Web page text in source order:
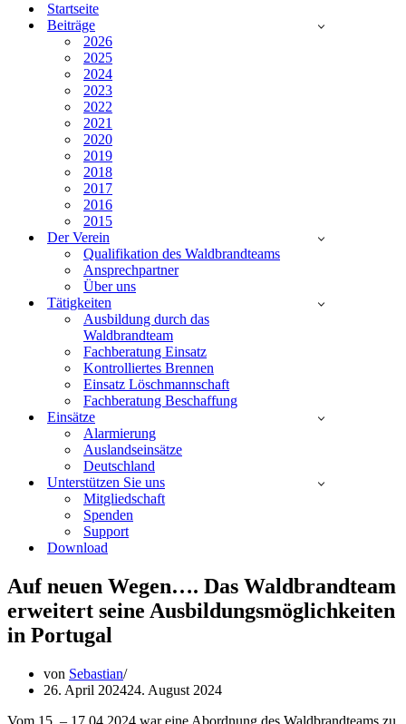
Startseite
Beiträge
2026
2025
2024
2023
2022
2021
2020
2019
2018
2017
2016
2015
Der Verein
Qualifikation des Waldbrandteams
Ansprechpartner
Über uns
Tätigkeiten
Ausbildung durch das
Waldbrandteam
Fachberatung Einsatz
Kontrolliertes Brennen
Einsatz Löschmannschaft
Fachberatung Beschaffung
Einsätze
Alarmierung
Auslandseinsätze
Deutschland
Unterstützen Sie uns
Mitgliedschaft
Spenden
Support
Download
Auf neuen Wegen…. Das Waldbrandteam
erweitert seine Ausbildungsmöglichkeiten
in Portugal
von Sebastian
26. April 202424. August 2024
Vom 15. – 17.04.2024 war eine Abordnung des Waldbrandteams zu